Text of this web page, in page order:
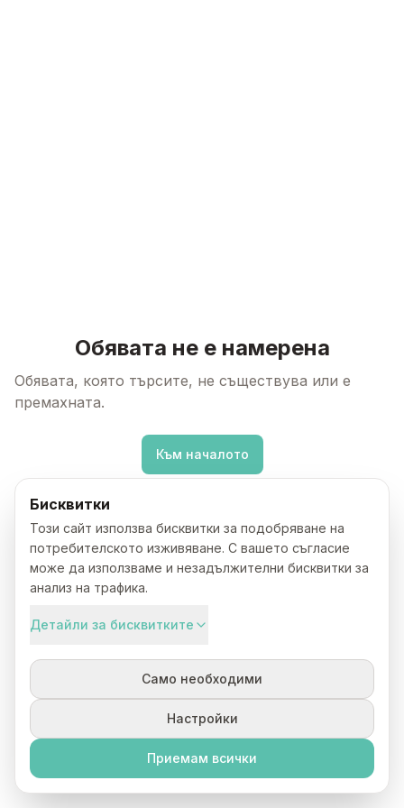
Обявата не е намерена
Обявата, която търсите, не съществува или е
премахната.
Към началото
Бисквитки
Този сайт използва бисквитки за подобряване на
потребителското изживяване. С вашето съгласие
може да използваме и незадължителни бисквитки за
анализ на трафика.
Детайли за бисквитките
Само необходими
Настройки
Приемам всички